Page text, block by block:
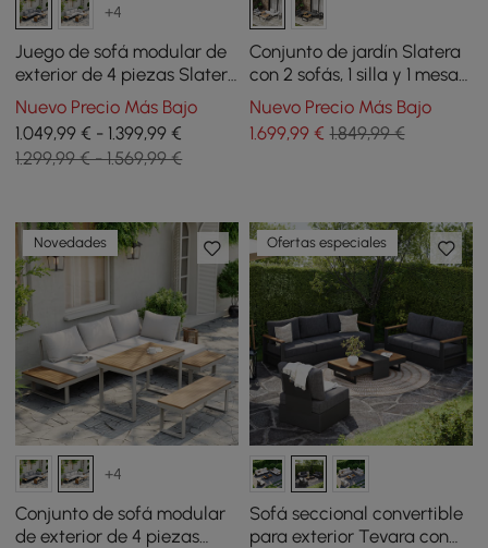
+4
Juego de sofá modular de
exterior de 4 piezas Slatera
de acacia y aluminio en
gris oscuro
Nuevo Precio Más Bajo
1.049,99 € - 1.399,99 €
1.299,99 € - 1.569,99 €
Conjunto de jardín Slatera
con 2 sofás, 1 silla y 1 mesa
de centro de madera
acacia y aluminio
Nuevo Precio Más Bajo
1.699,99€ 1.849,99 €
Novedades
+4
Conjunto de sofá modular
de exterior de 4 piezas
Ofertas especiales
Sofá seccional convertible
para exterior Tevara con